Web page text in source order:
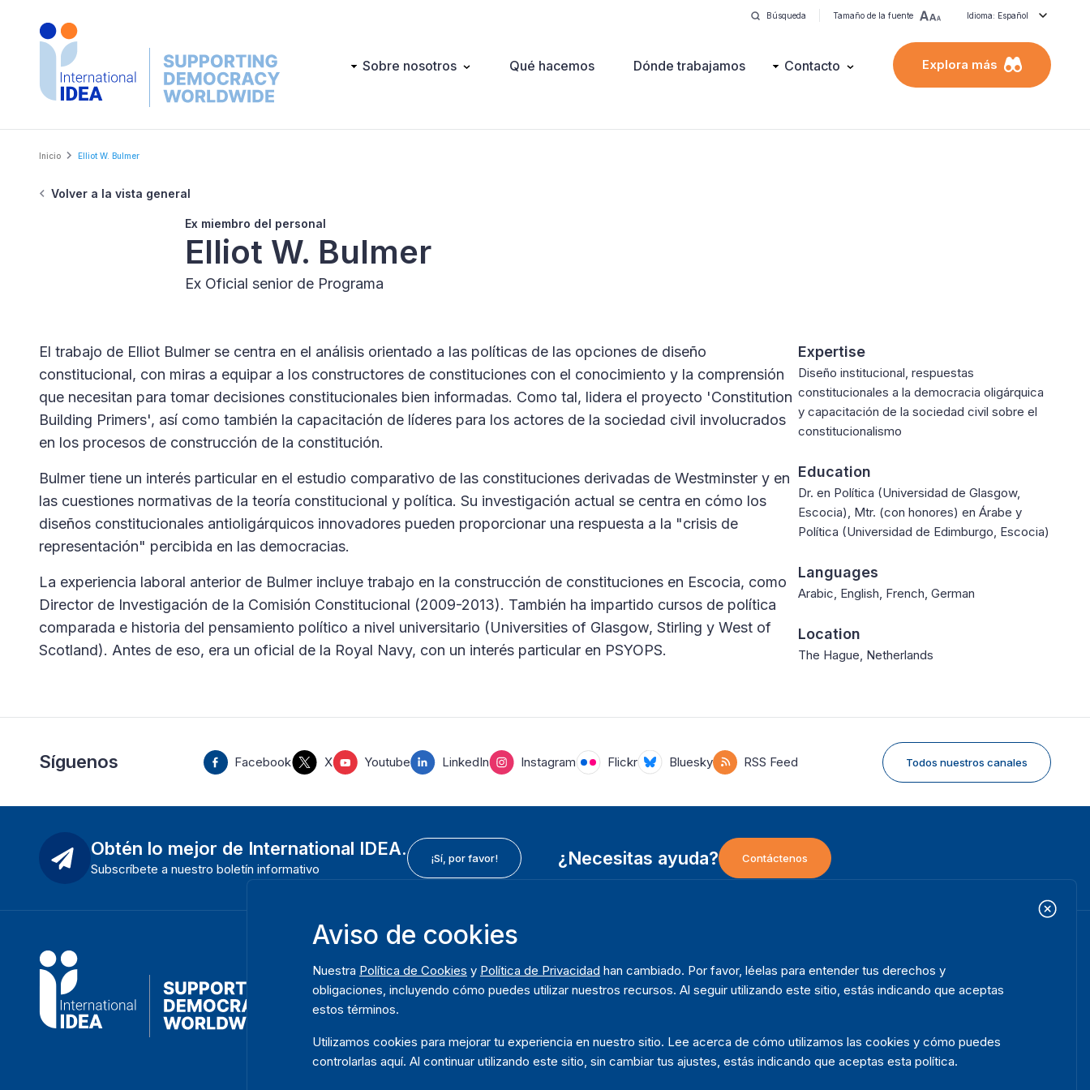
Búsqueda Tamaño de la fuente Idioma: Español
Main Sobre nosotros Qué hacemos Dónde trabajamos Contacto Explora más
Breadcrumb
Inicio Elliot W. Bulmer
Volver a la vista general
Ex miembro del personal
Elliot W. Bulmer
Ex Oficial senior de Programa
El trabajo de Elliot Bulmer se centra en el análisis orientado a las políticas de las opciones de diseño
constitucional, con miras a equipar a los constructores de constituciones con el conocimiento y la comprensión
que necesitan para tomar decisiones constitucionales bien informadas. Como tal, lidera el proyecto 'Constitution
Building Primers', así como también la capacitación de líderes para los actores de la sociedad civil involucrados
en los procesos de construcción de la constitución.
Bulmer tiene un interés particular en el estudio comparativo de las constituciones derivadas de Westminster y en
las cuestiones normativas de la teoría constitucional y política. Su investigación actual se centra en cómo los
diseños constitucionales antioligárquicos innovadores pueden proporcionar una respuesta a la "crisis de
representación" percibida en las democracias.
La experiencia laboral anterior de Bulmer incluye trabajo en la construcción de constituciones en Escocia, como
Director de Investigación de la Comisión Constitucional (2009-2013). También ha impartido cursos de política
comparada e historia del pensamiento político a nivel universitario (Universities of Glasgow, Stirling y West of
Scotland). Antes de eso, era un oficial de la Royal Navy, con un interés particular en PSYOPS.
Expertise
Diseño institucional, respuestas
constitucionales a la democracia oligárquica
y capacitación de la sociedad civil sobre el
constitucionalismo
Education
Dr. en Política (Universidad de Glasgow,
Escocia), Mtr. (con honores) en Árabe y
Política (Universidad de Edimburgo, Escocia)
Languages
Arabic, English, French, German
Location
The Hague, Netherlands
Síguenos Facebook X Youtube LinkedIn Instagram Flickr Bluesky RSS Feed Todos nuestros canales
Obtén lo mejor de International IDEA.
Subscríbete a nuestro boletín informativo
¡Sí, por favor! ¿Necesitas ayuda? Contáctenos
Electoral (IDEA Internacional)
Dirección:
Strömsborgsbron 1
SE-103 34 Estocolmo
Suecia
menu
Sobre nosotros
Publicaciones
Iniciativas
Contact
Aviso de cookies
Nuestra Política de Cookies y Política de Privacidad han cambiado. Por favor, léelas para entender tus derechos y
obligaciones, incluyendo cómo puedes utilizar nuestros recursos. Al seguir utilizando este sitio, estás indicando que aceptas
estos términos.
Utilizamos cookies para mejorar tu experiencia en nuestro sitio. Lee acerca de cómo utilizamos las cookies y cómo puedes
controlarlas aquí. Al continuar utilizando este sitio, sin cambiar tus ajustes, estás indicando que aceptas esta política.